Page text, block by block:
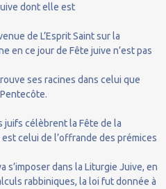
dont elle est
de L’Esprit Saint sur la
en ce jour de Fête juive n’est pas
ses racines dans celui que
juifs célèbrent la Fête de la
celui de l’offrande des prémices
s’imposer dans la Liturgie Juive, en
rabbiniques, la loi fut donnée à